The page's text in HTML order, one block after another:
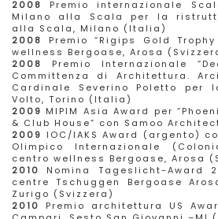
2008 Premio internazionale
Milano alla Scala per la
alla Scala, Milano (Italia)
2008 Premio “Rigips Gold
wellness Bergoase, Arosa
2008 Premio Internazionale
Committenza di Architettura.
Cardinale Severino Poletto per
Volto, Torino (Italia)
2009 MIPIM Asia Award per
& Club House” con Samoo
2009 IOC/IAKS Award (argento)
Olimpico Internazionale
centro wellness Bergoase, Arosa
2010 Nomina Tageslicht-Award
centre Tschuggen Bergoase
Zurigo (Svizzera)
2010 Premio architettura US